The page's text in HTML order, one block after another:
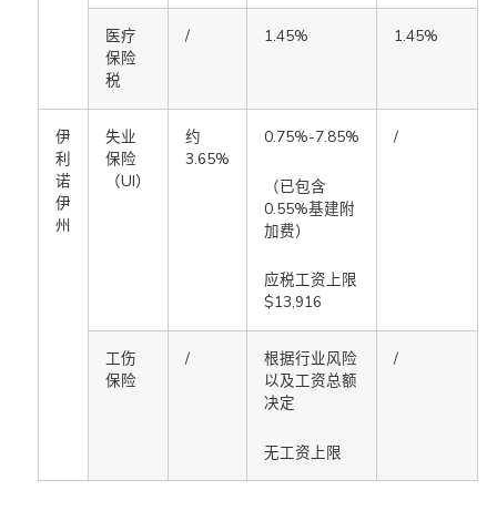
医疗
保险
税
/ 1.45% 1.45%
伊
利
诺
伊
州
失业
保险
（UI）
约
3.65%
0.75%-7.85%
（已包含
0.55%基建附
加费）
应税工资上限
$13,916
/
工伤
保险
/
根据行业风险
以及工资总额
决定
无工资上限
/